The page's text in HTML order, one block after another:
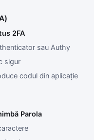
2FA
sau Authy
sigur
codul din aplicație
Parola